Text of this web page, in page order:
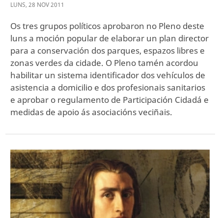
LUNS, 28 NOV2011
Os tres grupos políticos aprobaron no Pleno deste
luns a moción popular de elaborar un plan director
para a conservación dos parques, espazos libres e
zonas verdes da cidade. O Pleno tamén acordou
habilitar un sistema identificador dos vehículos de
asistencia a domicilio e dos profesionais sanitarios
e aprobar o regulamento de Participación Cidadá e
medidas de apoio ás asociacións veciñais.